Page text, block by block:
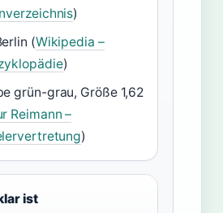
)
(Wikipedia –
)
grün-grau, Größe 1,62
Reimann –
)
ist